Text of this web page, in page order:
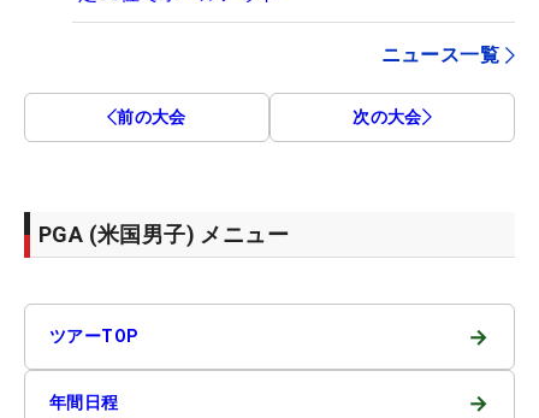
ニュース一覧
前の大会 次の大会
PGA (米国男子) メニュー
ツアーTOP →
年間日程 →